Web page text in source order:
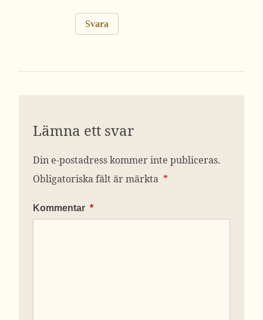
Svara
Lämna ett svar
Din e-postadress kommer inte publiceras.
Obligatoriska fält är märkta *
Kommentar *